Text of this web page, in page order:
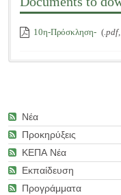
10η-Πρόσκληση- ( .pdf,
Νέα
Προκηρύξεις
ΚΕΠΑ Νέα
Εκπαίδευση
Προγράμματα